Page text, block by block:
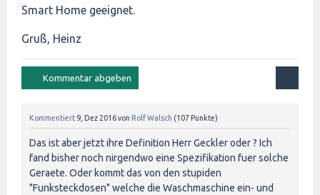
Smart Home geeignet.
Gruß, Heinz
Kommentiert 9, Dez 2016von Rolf Walsch (107 Punkte)
Das ist aber jetzt ihre Definition Herr Geckler oder ? Ich
fand bisher noch nirgendwo eine Spezifikation fuer solche
Geraete. Oder kommt das von den stupiden
"Funksteckdosen" welche die Waschmaschine ein- und